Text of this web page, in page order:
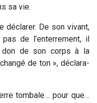
sa vie.
déclarer. De son vivant,
de l’enterrement, il
don de son corps à la
de ton », déclara-
tombale… pour que…